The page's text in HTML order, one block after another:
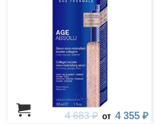
4 683 ₽ от 4 355 ₽